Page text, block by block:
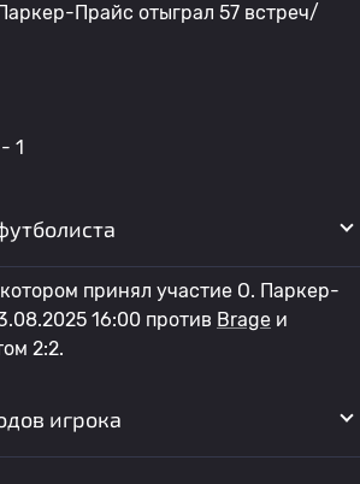
Прайс отыграл 57 встреч/
1
принял участие O. Паркер-
16:00 против Brage и
2:2.
игрока